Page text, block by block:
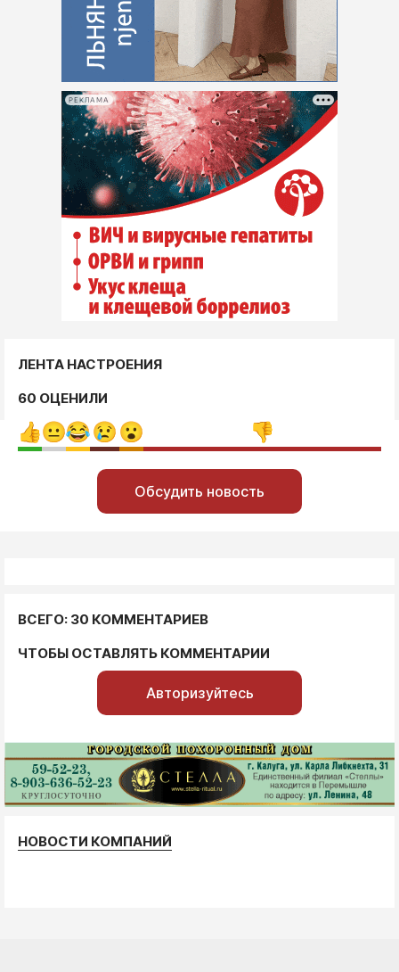
РЕКЛАМА
ЛЕНТА НАСТРОЕНИЯ
60 ОЦЕНИЛИ
Обсудить новость
ВСЕГО: 30 КОММЕНТАРИЕВ
ЧТОБЫ ОСТАВЛЯТЬ КОММЕНТАРИИ
Авторизуйтесь
НОВОСТИ КОМПАНИЙ